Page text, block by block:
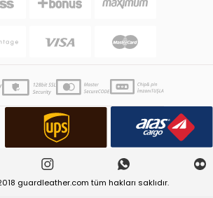
guardleather.com tüm hakları saklıdır.